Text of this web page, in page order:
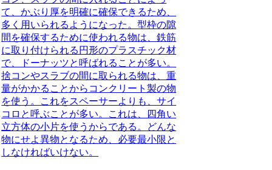
て、かぶり厚を明確に確保できるため、
多く用いられるようになった。型枠の隙
間を確保するために使われる物は、鉄筋
に取り付けられる円形のプラスチック材
で、ドーナッツと呼ばれることが多い。
捨コンやスラブの間に取られる物は、重
量がかかることからコンクリート製の物
を使う。これをスペーサーよりも、サイ
コロと呼ぶことが多い。これは、四角い
立方体の小片を使うからである。どんな
物にせよ異物となるため、 必要最小限と
しなければいけない。